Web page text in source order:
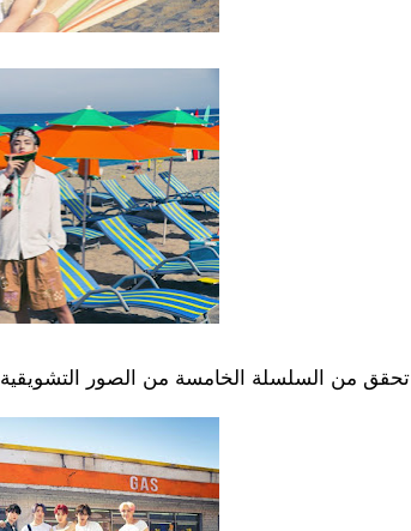
تحقق من السلسلة الخامسة من الصور التشويقية ٬ التي أصدرت سابقًا .